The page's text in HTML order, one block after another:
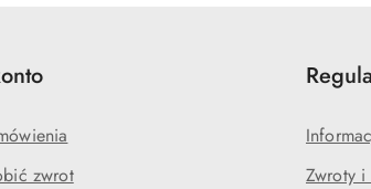
zwrot
Zwroty